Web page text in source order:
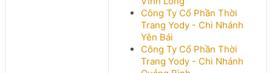
Công Ty Cổ Phần Thời
Trang Yody - Chi Nhánh
Yên Bái
Công Ty Cổ Phần Thời
Trang Yody - Chi Nhánh